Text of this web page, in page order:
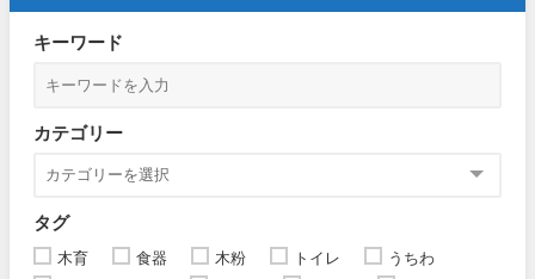
キーワード
カテゴリー
タグ
木育 食器 木粉 トイレ
うちわ